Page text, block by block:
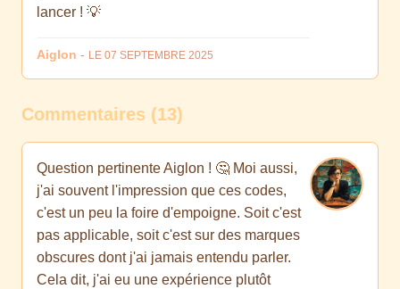
lancer ! 💡
Aiglon - LE 07 SEPTEMBRE 2025
Commentaires (13)
Question pertinente Aiglon ! 🤔 Moi aussi,
j'ai souvent l'impression que ces codes,
c'est un peu la foire d'empoigne. Soit c'est
pas applicable, soit c'est sur des marques
obscures dont j'ai jamais entendu parler.
Cela dit, j'ai eu une expérience plutôt